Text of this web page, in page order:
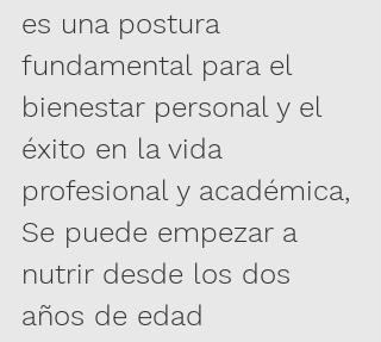
es una postura
fundamental para el
bienestar personal y el
éxito en la vida
profesional y académica,
Se puede empezar a
nutrir desde los dos
años de edad